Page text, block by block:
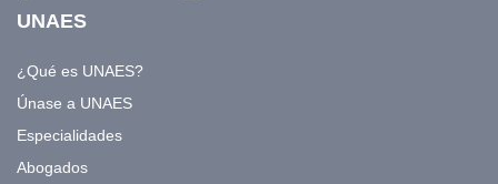
UNAES
¿Qué es UNAES?
Únase a UNAES
Especialidades
Abogados